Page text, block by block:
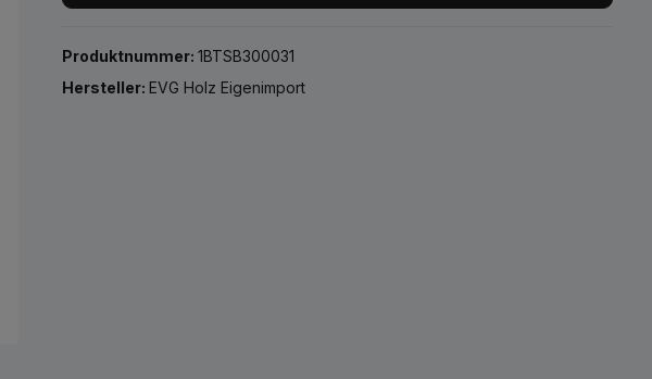
Produktnummer:1BTSB300031
Hersteller:EVG Holz Eigenimport